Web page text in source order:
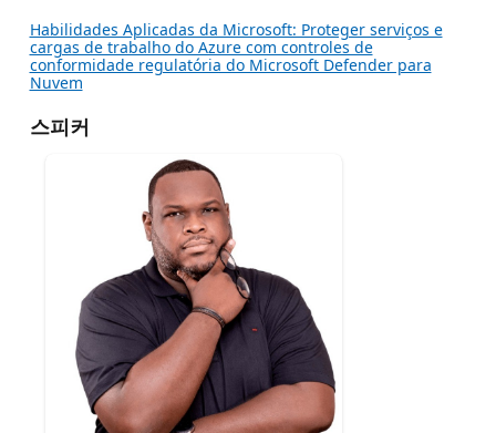
Habilidades Aplicadas da Microsoft: Proteger serviços e
cargas de trabalho do Azure com controles de
conformidade regulatória do Microsoft Defender para
Nuvem
스피커